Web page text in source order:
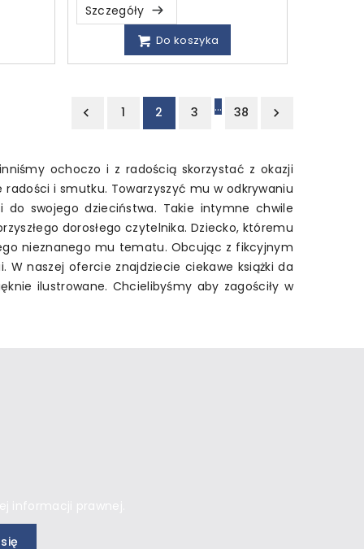
Szczegóły
Do koszyka
 1 2 3 … 38 
ochoczo i z radością skorzystać z okazji
i smutku. Towarzyszyć mu w odkrywaniu
swojego dzieciństwa. Takie intymne chwile
dorosłego czytelnika. Dziecko, któremu
nieznanego mu tematu. Obcując z fikcyjnym
naszej ofercie znajdziecie ciekawe książki da
ilustrowane. Chcielibyśmy aby zagościły w